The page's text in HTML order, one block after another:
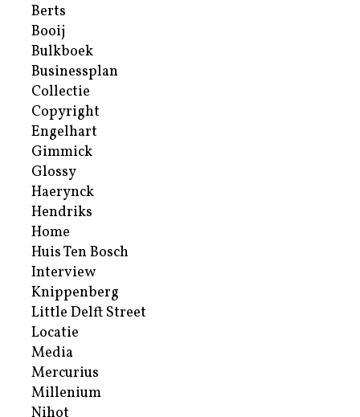
Berts
Booij
Bulkboek
Businessplan
Collectie
Copyright
Engelhart
Gimmick
Glossy
Haerynck
Hendriks
Home
Huis Ten Bosch
Interview
Knippenberg
Little Delft Street
Locatie
Media
Mercurius
Millenium